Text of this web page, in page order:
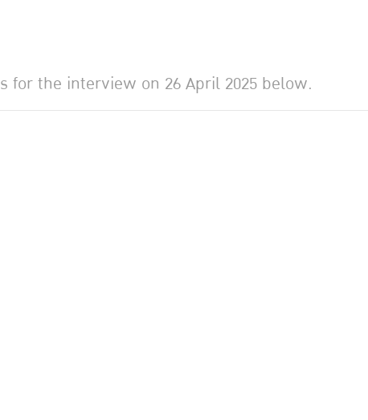
the interview on 26 April 2025 below.